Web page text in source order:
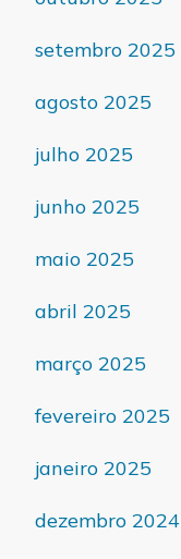
setembro 2025
agosto 2025
julho 2025
junho 2025
maio 2025
abril 2025
março 2025
fevereiro 2025
janeiro 2025
dezembro 2024